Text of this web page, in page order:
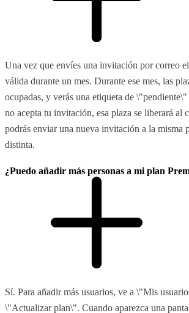
Una vez que envíes una invitación por correo
válida durante un mes. Durante ese mes, las
ocupadas, y verás una etiqueta de
no acepta tu invitación, esa plaza se liberará al
podrás enviar una nueva invitación a la misma
distinta.
¿Puedo añadir más personas a mi plan
Sí. Para añadir más usuarios, ve a \"Mis
\"Actualizar plan\". Cuando aparezca una